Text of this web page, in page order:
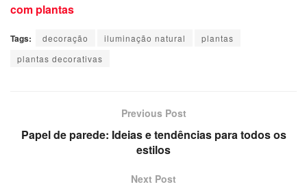
com plantas
Tags: decoração iluminação natural
plantas
plantas decorativas
Previous Post
Papel de parede: Ideias e tendências para todos os
estilos
Next Post